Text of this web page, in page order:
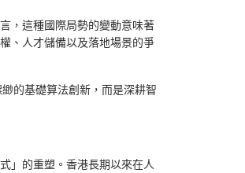
，這種國際局勢的變動意味著
、人才儲備以及落地場景的爭
的基礎算法創新，而是深耕智
」的重塑。香港長期以來在人